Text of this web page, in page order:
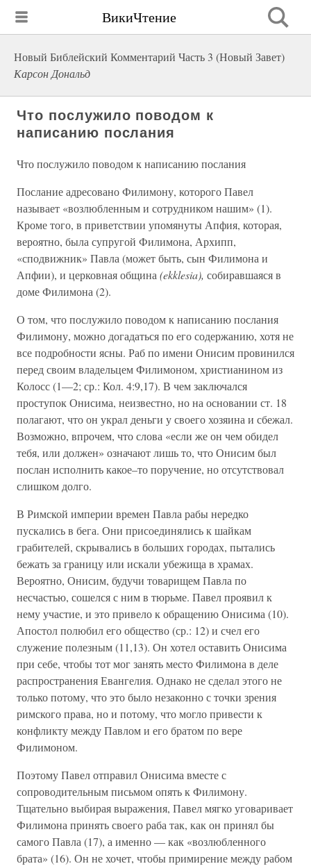
ВикиЧтение
Новый Библейский Комментарий Часть 3 (Новый Завет)
Карсон Дональд
Что послужило поводом к
написанию послания
Что послужило поводом к написанию послания
Послание адресовано Филимону, которого Павел
называет «возлюбленным и сотрудником нашим» (1).
Кроме того, в приветствии упомянуты Апфия, которая,
вероятно, была супругой Филимона, Архипп,
«сподвижник» Павла (может быть, сын Филимона и
Апфии), и церковная община (ekklesia), собиравшаяся в
доме Филимона (2).
О том, что послужило поводом к написанию послания
Филимону, можно догадаться по его содержанию, хотя не
все подробности ясны. Раб по имени Онисим провинился
перед своим владельцем Филимоном, христианином из
Колосс (1—2; ср.: Кол. 4:9,17). В чем заключался
проступок Онисима, неизвестно, но на основании ст. 18
полагают, что он украл деньги у своего хозяина и сбежал.
Возможно, впрочем, что слова «если же он чем обидел
тебя, или должен» означают лишь то, что Онисим был
послан исполнить какое–то поручение, но отсутствовал
слишком долго.
В Римской империи времен Павла рабы нередко
пускались в бега. Они присоединялись к шайкам
грабителей, скрывались в больших городах, пытались
бежать за границу или искали убежища в храмах.
Вероятно, Онисим, будучи товарищем Павла по
несчастью, сошелся с ним в тюрьме. Павел проявил к
нему участие, и это привело к обращению Онисима (10).
Апостол полюбил его общество (ср.: 12) и счел его
служение полезным (11,13). Он хотел оставить Онисима
при себе, чтобы тот мог занять место Филимона в деле
распространения Евангелия. Однако не сделал этого не
только потому, что это было незаконно с точки зрения
римского права, но и потому, что могло привести к
конфликту между Павлом и его братом по вере
Филимоном.
Поэтому Павел отправил Онисима вместе с
сопроводительным письмом опять к Филимону.
Тщательно выбирая выражения, Павел мягко уговаривает
Филимона принять своего раба так, как он принял бы
самого Павла (17), а именно — как «возлюбленного
брата» (16). Он не хочет, чтобы примирение между рабом